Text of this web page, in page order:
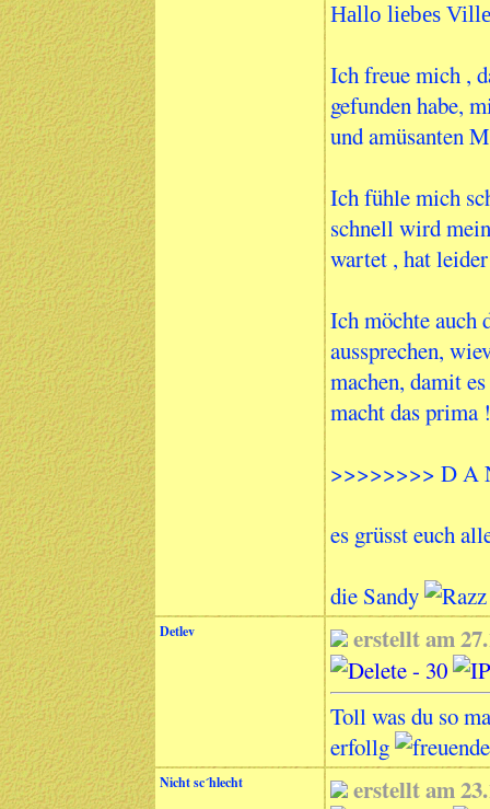
Hallo liebes
Ich freue mich ,
gefunden habe,
und amüsanten
Ich fühle mich
schnell wird
wartet , hat
Ich möchte auch
aussprechen,
machen, damit
macht das prima
>>>>>>>> D A
es grüsst euch
die Sandy
Detlev erstellt am
Toll was du so
erfollg
Nicht sc´hlecht erstellt am